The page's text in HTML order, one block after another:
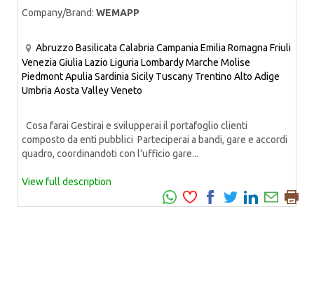
Company/Brand: WEMAPP
Abruzzo Basilicata Calabria Campania Emilia Romagna Friuli
Venezia Giulia Lazio Liguria LombardyMarche Molise
PiedmontApulia Sardinia Sicily Tuscany Trentino Alto Adige
Umbria Aosta ValleyVeneto
Cosa farai Gestirai e svilupperai il portafoglio clienti
composto da enti pubblici Parteciperai a bandi, gare e accordi
quadro, coordinandoti con l’ufficio gare...
View full description